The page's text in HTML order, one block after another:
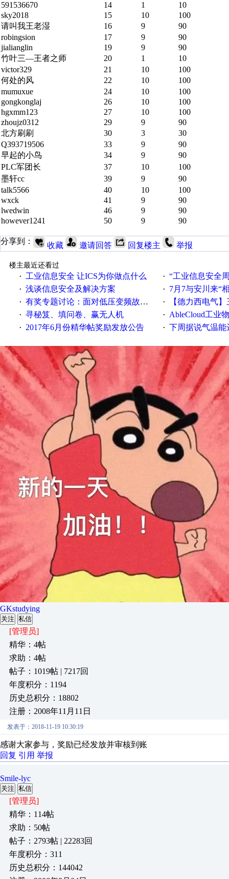
591536670
14 1
10
sky2018
15 10
100
请叫我王老湿
16 9
90
robingsion
17 9
90
jialianglin
19 9
90
竹叶三—王者之师
20 1
10
victor329
21 10
100
何处的风
22 10
100
mumuxue
24 10
100
gongkonglaj
26 10
100
hgxmm123
27 10
100
zhoujz0312
29 9
90
北方刷刷
30 3
30
Q393719506
33 9
90
早起的小鸟
34 9
90
PLC军团长
37 10
100
墨轩cc
39 9
90
talk5566
40 10
100
wxck
41 9
90
lwedwin
46 9
90
however1241
50 9 90
分享到： 收藏 邀请回答 回复楼主 举报
楼主最近还看过
·
工业信息安全 让ICS为你做点什么 · “工业信息安全周之我见”
· 浅谈信息安全及解决方案 · 7月7与安川来“
· 有奖专题讨论：面对低压变频故障，老手是这样解决的！ · 【德力西电气】三
· 寻秘笈、填问卷、赢无人机 · AbleCloud工业物联
· 2017年6月份精华帖奖励发放公告 · 下周据说气温能
GKstudying
关注 私信
[管理员]
精华：4帖
求助：4帖
帖子：1019帖 | 7217回
年度积分：1194
历史总积分：18802
注册：2008年11月11日
发表于：2018-11-19 10:30:19
感谢大家参与，奖励已经发放并审核到账
回复 引用 举报
Smile-lyc
关注 私信
[管理员]
精华：114帖
求助：50帖
帖子：2793帖 | 22283回
年度积分：311
历史总积分：144042